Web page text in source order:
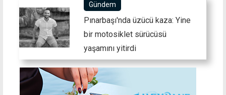
Gündem
Pınarbaşı'nda üzücü kaza: Yine
bir motosiklet sürücüsü
yaşamını yitirdi